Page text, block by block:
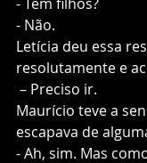
- Não.
Letícia deu essa
resolutamente e
– Preciso ir.
Maurício teve a
escapava de
- Ah, sim. Mas